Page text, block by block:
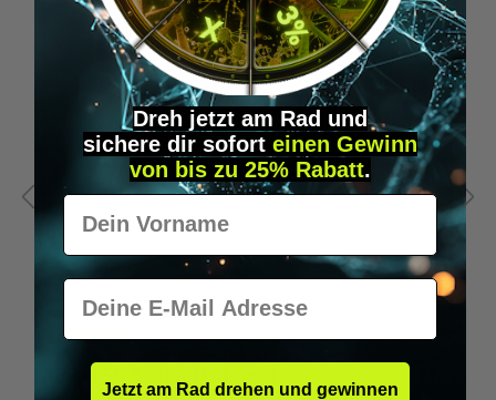
Durchschnittliche Bewertung von 5 von 5 Sternen
1BP - LSD Blotter (175 mcg)
Dreh jetzt am Rad und
sichere dir sofort einen Gewinn
von bis zu 25% Rabatt.
Vorname
E-Mail
Jetzt am Rad drehen und gewinnen